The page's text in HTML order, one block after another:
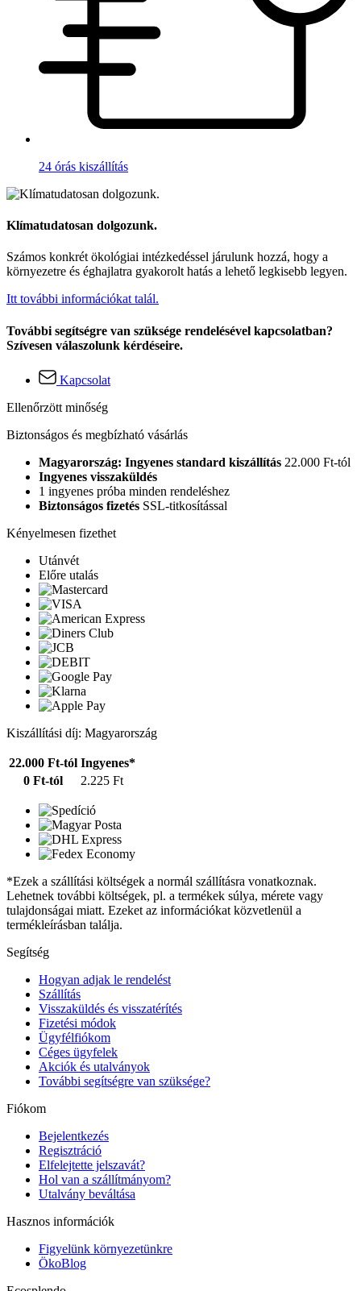
24 órás kiszállítás
Klímatudatosan dolgozunk.
Számos konkrét ökológiai intézkedéssel járulunk hozzá, hogy a
környezetre és éghajlatra gyakorolt hatás a lehető legkisebb legyen.
Itt további információkat talál.
További segítségre van szüksége rendelésével kapcsolatban?
Szívesen válaszolunk kérdéseire.
Kapcsolat
Ellenőrzött minőség
Biztonságos és megbízható vásárlás
Magyarország: Ingyenes standard kiszállítás 22.000 Ft-tól
Ingyenes visszaküldés
1 ingyenes próba minden rendeléshez
Biztonságos fizetés SSL-titkosítással
Kényelmesen fizethet
Utánvét
Előre utalás
Kiszállítási díj: Magyarország
22.000 Ft-tól Ingyenes*
0 Ft-tól
2.225 Ft
*Ezek a szállítási költségek a normál szállításra vonatkoznak.
Lehetnek további költségek, pl. a termékek súlya, mérete vagy
tulajdonságai miatt. Ezeket az információkat közvetlenül a
termékleírásban találja.
Segítség
Hogyan adjak le rendelést
Szállítás
Visszaküldés és visszatérítés
Fizetési módok
Ügyfélfiókom
Céges ügyfelek
Akciók és utalványok
További segítségre van szüksége?
Fiókom
Bejelentkezés
Regisztráció
Elfelejtette jelszavát?
Hol van a szállítmányom?
Utalvány beváltása
Hasznos információk
Figyelünk környezetünkre
ÖkoBlog